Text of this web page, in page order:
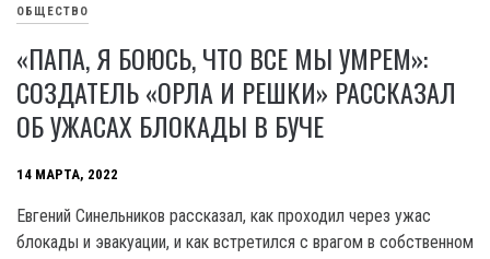
ОБЩЕСТВО
«ПАПА, Я БОЮСЬ, ЧТО ВСЕ МЫ УМРЕМ»:
СОЗДАТЕЛЬ «ОРЛА И РЕШКИ» РАССКАЗАЛ
ОБ УЖАСАХ БЛОКАДЫ В БУЧЕ
14 МАРТА, 2022
Евгений Синельников рассказал, как проходил через ужас
блокады и эвакуации, и как встретился с врагом в собственном